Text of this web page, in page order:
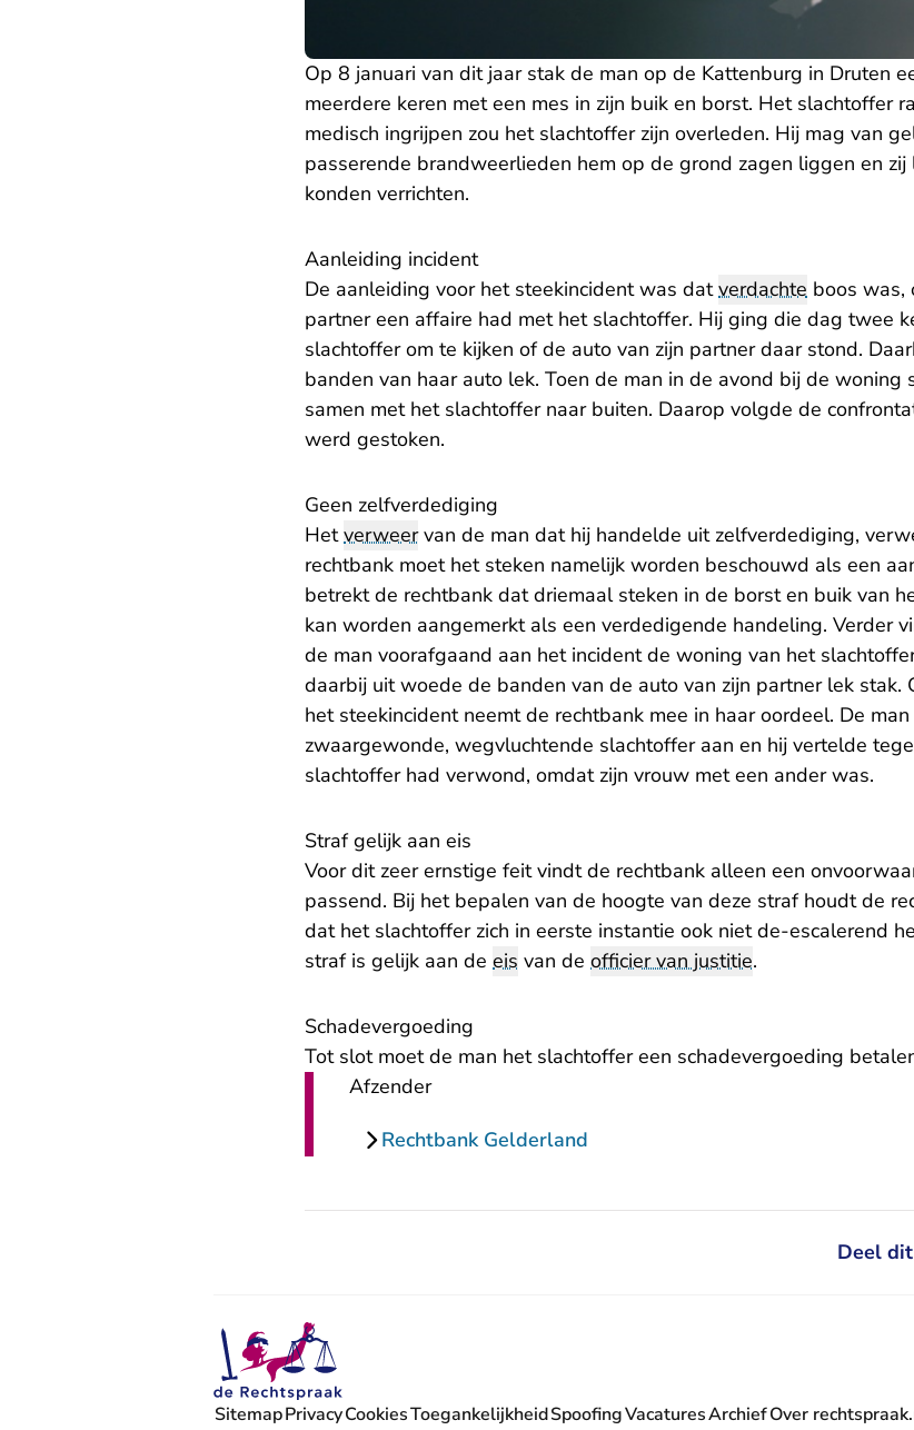
Op 8 januari van dit jaar stak de man op de Kattenburg in Druten
meerdere keren met een mes in zijn buik en borst. Het slachtoffer
medisch ingrijpen zou het slachtoffer zijn overleden. Hij mag van
passerende brandweerlieden hem op de grond zagen liggen en
konden verrichten.
Aanleiding incident
De aanleiding voor het steekincident was datverdachte boos was,
partner een affaire had met het slachtoffer. Hij ging die dag twee
slachtoffer om te kijken of de auto van zijn partner daar stond.
banden van haar auto lek. Toen de man in de avond bij de woning
samen met het slachtoffer naar buiten. Daarop volgde de
werd gestoken.
Geen zelfverdediging
Hetverweervan de man dat hij handelde uit zelfverdediging,
rechtbank moet het steken namelijk worden beschouwd als een
betrekt de rechtbank dat driemaal steken in de borst en buik van
kan worden aangemerkt als een verdedigende handeling. Verder
de man voorafgaand aan het incident de woning van het
daarbij uit woede de banden van de auto van zijn partner lek stak.
het steekincident neemt de rechtbank mee in haar oordeel. De
zwaargewonde, wegvluchtende slachtoffer aan en hij vertelde
slachtoffer had verwond, omdat zijn vrouw met een ander was.
Straf gelijk aan eis
Voor dit zeer ernstige feit vindt de rechtbank alleen een
passend. Bij het bepalen van de hoogte van deze straf houdt de
dat het slachtoffer zich in eerste instantie ook niet de-escalerend
straf is gelijk aan de eis van de officier van justitie.
Schadevergoeding
Tot slot moet de man het slachtoffer een schadevergoeding
Afzender
Rechtbank Gelderland
Deel
SitemapPrivacyCookiesToegankelijkheidSpoofingVacatures
- U verlaat Rechtspraak.nl
ArchiefOver